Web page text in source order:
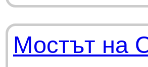
Мостът на